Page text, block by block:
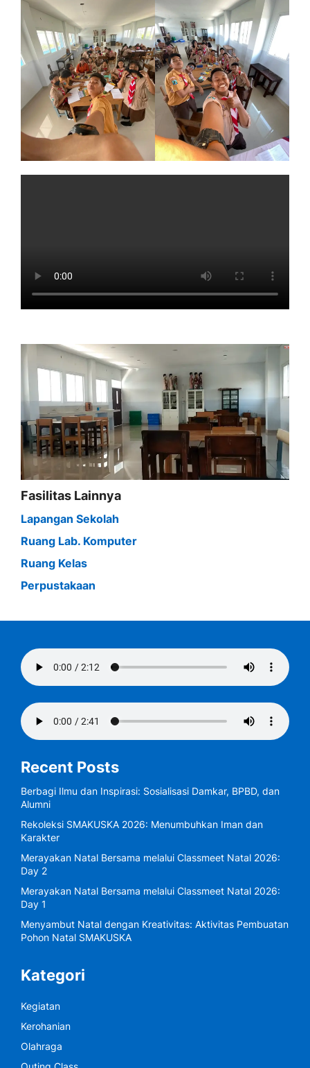
Fasilitas Lainnya
Lapangan Sekolah
Ruang Lab. Komputer
Ruang Kelas
Perpustakaan
Recent Posts
Berbagi Ilmu dan Inspirasi: Sosialisasi Damkar, BPBD, dan
Alumni
Rekoleksi SMAKUSKA 2026: Menumbuhkan Iman dan
Karakter
Merayakan Natal Bersama melalui Classmeet Natal 2026:
Day 2
Merayakan Natal Bersama melalui Classmeet Natal 2026:
Day 1
Menyambut Natal dengan Kreativitas: Aktivitas Pembuatan
Pohon Natal SMAKUSKA
Kategori
Kegiatan
Kerohanian
Olahraga